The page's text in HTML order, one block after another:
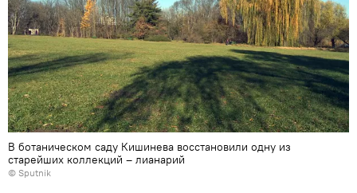
В ботаническом саду Кишинева восстановили одну из
старейших коллекций – лианарий
© Sputnik